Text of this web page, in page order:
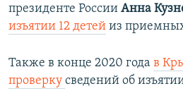
президенте России Анна
изъятии 12 детей из
Также в конце 2020 года в
проверку сведений об